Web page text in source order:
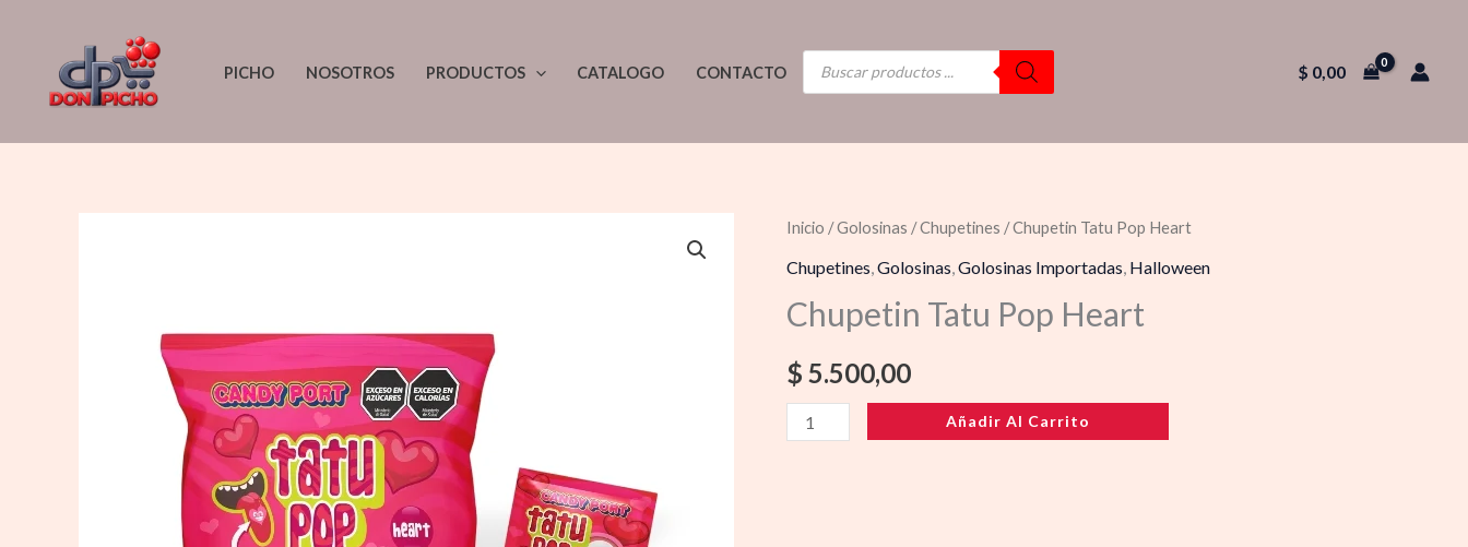
contenido
PICHO NOSOTROS PRODUCTOS CATALOGO CONTACTO
BÚSQUEDA
DE
PRODUCTOS
$ 0,00
Inicio /Golosinas /Chupetines / Chupetin Tatu Pop Heart
Chupetines Golosinas Golosinas Importadas Halloween
Chupetin Tatu Pop Heart
$ 5.500,00
Chupetin
Tatu
Heart
Añadir Al Carrito